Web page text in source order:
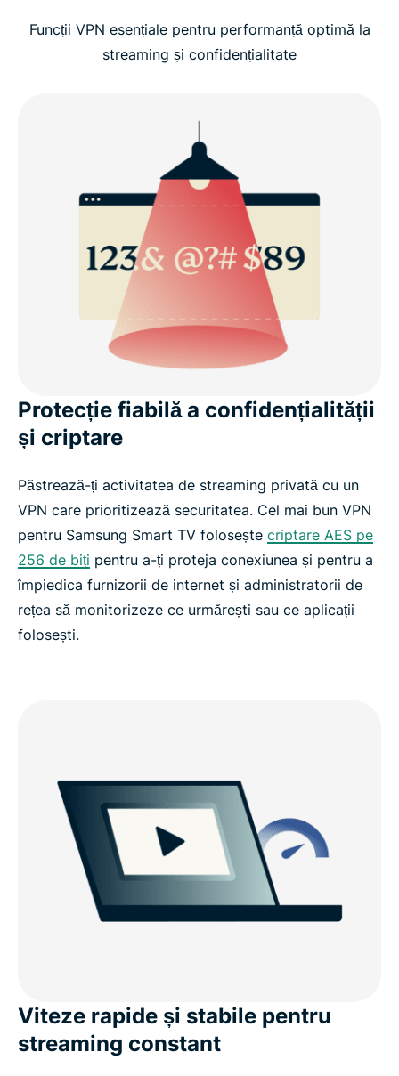
Funcții VPN esențiale pentru performanță optimă la
streaming și confidențialitate
Protecție fiabilă a confidențialității
și criptare
Păstrează-ți activitatea de streaming privată cu un
VPN care prioritizează securitatea. Cel mai bun VPN
pentru Samsung Smart TV folosește criptare AES pe
256 de biți pentru a-ți proteja conexiunea și pentru a
împiedica furnizorii de internet și administratorii de
rețea să monitorizeze ce urmărești sau ce aplicații
folosești.
Viteze rapide și stabile pentru
streaming constant